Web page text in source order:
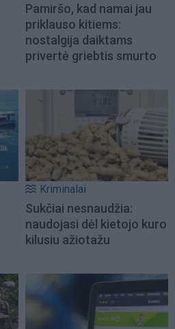
Pamiršo, kad namai jau
priklauso kitiems:
nostalgija daiktams
privertė griebtis smurto
Kriminalai
Sukčiai nesnaudžia:
naudojasi dėl kietojo kuro
kilusiu ažiotažu